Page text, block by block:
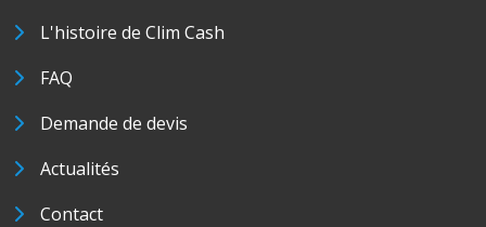
L'histoire de Clim Cash
FAQ
Demande de devis
Actualités
Contact